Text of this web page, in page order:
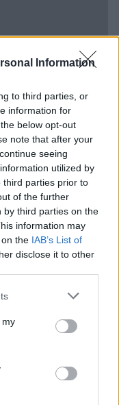
Information
to third parties, or
information for
below opt-out
note that after your
seeing
utilized by
third parties prior to
of the further
by third parties on the
information may
the IAB’s List of
disclose it to other
my
ir
– geležies kiekį
parodo
yra
kūneliuose,
audinius, o
anemiją
kiekį,